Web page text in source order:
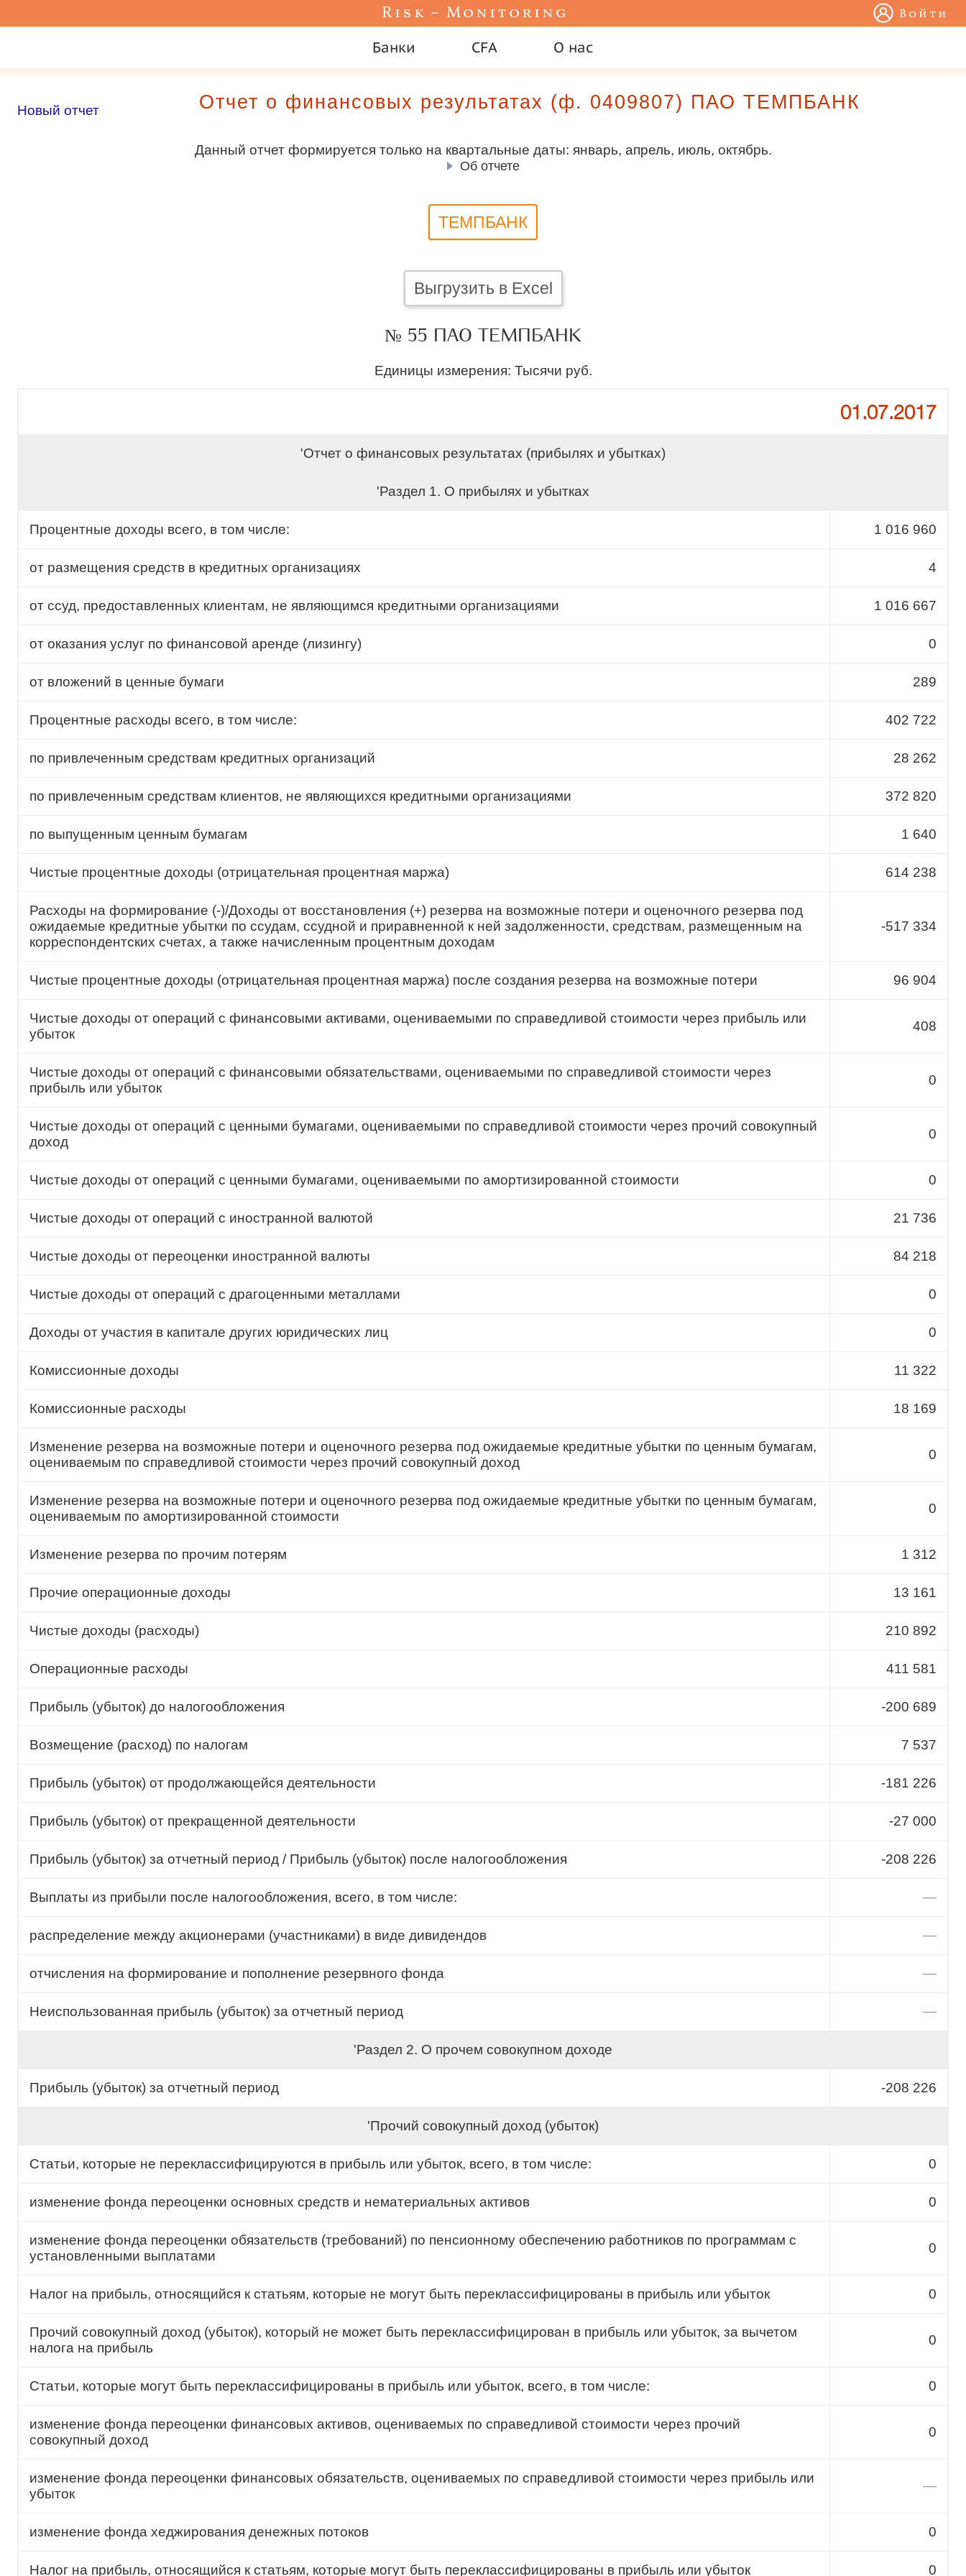
Risk – Monitoring Войти
Банки CFA О нас
Новый отчет Отчет о финансовых результатах (ф. 0409807) ПАО ТЕМПБАНК
Данный отчет формируется только на квартальные даты: январь, апрель, июль, октябрь.
Об отчете
ТЕМПБАНК
Выгрузить в Excel
№ 55 ПАО ТЕМПБАНК
Единицы измерения: Тысячи руб.
01.07.2017
'Отчет о финансовых результатах (прибылях и убытках)
'Раздел 1. О прибылях и убытках
Процентные доходы всего, в том числе: 1 016 960
от размещения средств в кредитных организациях 4
от ссуд, предоставленных клиентам, не являющимся кредитными организациями 1 016 667
от оказания услуг по финансовой аренде (лизингу) 0
от вложений в ценные бумаги 289
Процентные расходы всего, в том числе: 402 722
по привлеченным средствам кредитных организаций 28 262
по привлеченным средствам клиентов, не являющихся кредитными организациями 372 820
по выпущенным ценным бумагам 1 640
Чистые процентные доходы (отрицательная процентная маржа) 614 238
Расходы на формирование (-)/Доходы от восстановления (+) резерва на возможные потери и оценочного резерва под
ожидаемые кредитные убытки по ссудам, ссудной и приравненной к ней задолженности, средствам, размещенным на
корреспондентских счетах, а также начисленным процентным доходам
-517 334
Чистые процентные доходы (отрицательная процентная маржа) после создания резерва на возможные потери 96 904
Чистые доходы от операций с финансовыми активами, оцениваемыми по справедливой стоимости через прибыль или
убыток
408
Чистые доходы от операций с финансовыми обязательствами, оцениваемыми по справедливой стоимости через
прибыль или убыток
0
Чистые доходы от операций с ценными бумагами, оцениваемыми по справедливой стоимости через прочий совокупный
доход
0
Чистые доходы от операций с ценными бумагами, оцениваемыми по амортизированной стоимости 0
Чистые доходы от операций с иностранной валютой 21 736
Чистые доходы от переоценки иностранной валюты 84 218
Чистые доходы от операций с драгоценными металлами 0
Доходы от участия в капитале других юридических лиц 0
Комиссионные доходы 11 322
Комиссионные расходы 18 169
Изменение резерва на возможные потери и оценочного резерва под ожидаемые кредитные убытки по ценным бумагам,
оцениваемым по справедливой стоимости через прочий совокупный доход
0
Изменение резерва на возможные потери и оценочного резерва под ожидаемые кредитные убытки по ценным бумагам,
оцениваемым по амортизированной стоимости
0
Изменение резерва по прочим потерям 1 312
Прочие операционные доходы 13 161
Чистые доходы (расходы) 210 892
Операционные расходы 411 581
Прибыль (убыток) до налогообложения -200 689
Возмещение (расход) по налогам 7 537
Прибыль (убыток) от продолжающейся деятельности -181 226
Прибыль (убыток) от прекращенной деятельности -27 000
Прибыль (убыток) за отчетный период / Прибыль (убыток) после налогообложения -208 226
Выплаты из прибыли после налогообложения, всего, в том числе: —
распределение между акционерами (участниками) в виде дивидендов —
отчисления на формирование и пополнение резервного фонда —
Неиспользованная прибыль (убыток) за отчетный период —
'Раздел 2. О прочем совокупном доходе
Прибыль (убыток) за отчетный период -208 226
'Прочий совокупный доход (убыток)
Статьи, которые не переклассифицируются в прибыль или убыток, всего, в том числе: 0
изменение фонда переоценки основных средств и нематериальных активов 0
изменение фонда переоценки обязательств (требований) по пенсионному обеспечению работников по программам с
установленными выплатами
0
Налог на прибыль, относящийся к статьям, которые не могут быть переклассифицированы в прибыль или убыток 0
Прочий совокупный доход (убыток), который не может быть переклассифицирован в прибыль или убыток, за вычетом
налога на прибыль
0
Статьи, которые могут быть переклассифицированы в прибыль или убыток, всего, в том числе: 0
изменение фонда переоценки финансовых активов, оцениваемых по справедливой стоимости через прочий
совокупный доход
0
изменение фонда переоценки финансовых обязательств, оцениваемых по справедливой стоимости через прибыль или
убыток
—
изменение фонда хеджирования денежных потоков 0
Налог на прибыль, относящийся к статьям, которые могут быть переклассифицированы в прибыль или убыток 0